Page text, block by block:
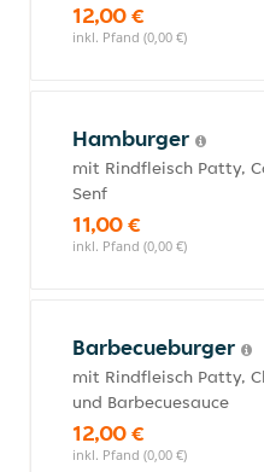
12,00 €
inkl. Pfand (0,00 €)
Hamburger
mit Rindfleisch Patty,
Senf
11,00 €
inkl. Pfand (0,00 €)
Barbecueburger
mit Rindfleisch Patty,
und Barbecuesauce
12,00 €
inkl. Pfand (0,00 €)